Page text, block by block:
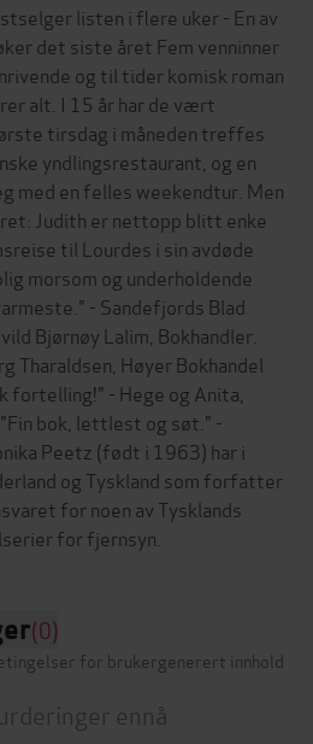
listen i flere uker - En av
det siste året Fem venninner
og til tider komisk roman
alt. I 15 år har de vært
tirsdag i måneden treffes
yndlingsrestaurant, og en
med en felles weekendtur. Men
Judith er nettopp blitt enke
til Lourdes i sin avdøde
morsom og underholdende
- Sandefjords Blad
Bjørnøy Lalim, Bokhandler.
Tharaldsen, Høyer Bokhandel
- Hege og Anita,
bok, lettlest og søt." -
Peetz (født i 1963) har i
og Tyskland som forfatter
for noen av Tysklands
(0)
for brukergenerert innhold
ennå